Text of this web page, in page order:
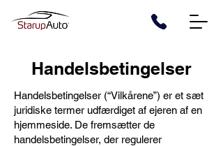
Handelsbetingelser
Handelsbetingelser (“Vilkårene”) er et sæt
juridiske termer udfærdiget af ejeren af en
hjemmeside. De fremsætter de
handelsbetingelser, der regulerer